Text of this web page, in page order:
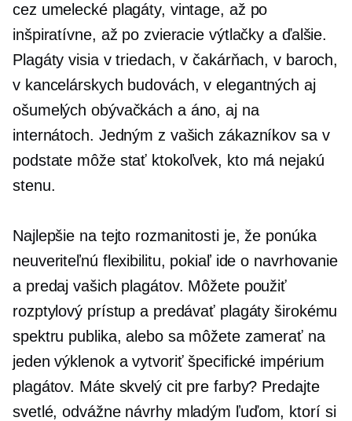
cez umelecké plagáty, vintage, až po
inšpiratívne, až po zvieracie výtlačky a ďalšie.
Plagáty visia v triedach, v čakárňach, v baroch,
v kancelárskych budovách, v elegantných aj
ošumelých obývačkách a áno, aj na
internátoch. Jedným z vašich zákazníkov sa v
podstate môže stať ktokoľvek, kto má nejakú
stenu.
Najlepšie na tejto rozmanitosti je, že ponúka
neuveriteľnú flexibilitu, pokiaľ ide o navrhovanie
a predaj vašich plagátov. Môžete použiť
rozptylový prístup a predávať plagáty širokému
spektru publika, alebo sa môžete zamerať na
jeden výklenok a vytvoriť špecifické impérium
plagátov. Máte skvelý cit pre farby? Predajte
svetlé, odvážne návrhy mladým ľuďom, ktorí si